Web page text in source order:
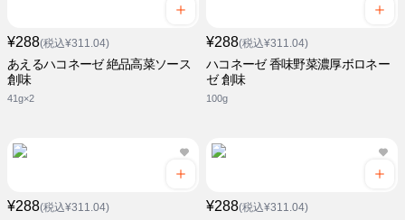
¥288(税込¥311.04)
あえるハコネーゼ 絶品高菜ソース
創味
41g×2
¥288(税込¥311.04)
ハコネーゼ 香味野菜濃厚ボロネー
ゼ 創味
100g
¥288(税込¥311.04) ¥288(税込¥311.04)